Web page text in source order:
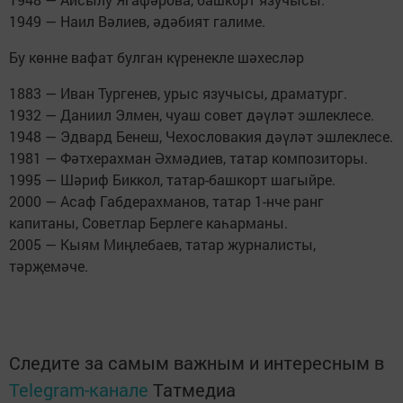
1949 — Наил Вәлиев, әдәбият галиме.
Бу көнне вафат булган күренекле шәхесләр
1883 — Иван Тургенев, урыс язучысы, драматург.
1932 — Даниил Элмен, чуаш совет дәүләт эшлеклесе.
1948 — Эдвард Бенеш, Чехословакия дәүләт эшлеклесе.
1981 — Фәтхерахман Әхмәдиев, татар композиторы.
1995 — Шәриф Биккол, татар-башкорт шагыйре.
2000 — Асаф Габдерахманов, татар 1-нче ранг
капитаны, Советлар Берлеге каһарманы.
2005 — Кыям Миңлебаев, татар журналисты,
тәрҗемәче.
Следите за самым важным и интересным в
Telegram-канале Татмедиа